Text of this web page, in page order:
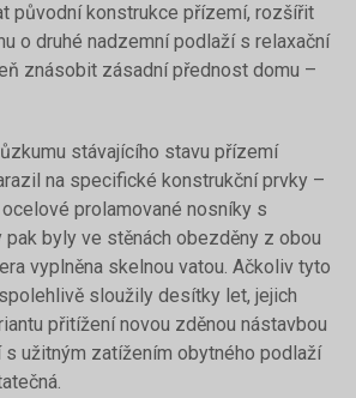
původní konstrukce přízemí, rozšířit
o druhé nadzemní podlaží s relaxační
znásobit zásadní přednost domu –
stávajícího stavu přízemí
na specifické konstrukční prvky –
prolamované nosníky s
pak byly ve stěnách obezděny z obou
vyplněna skelnou vatou. Ačkoliv tyto
sloužily desítky let, jejich
přitížení novou zděnou nástavbou
užitným zatížením obytného podlaží